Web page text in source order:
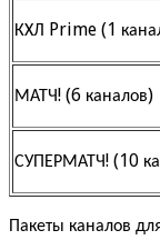
КХЛ Prime (1
МАТЧ! (6 каналов)
СУПЕРМАТЧ! (10
Пакеты каналов